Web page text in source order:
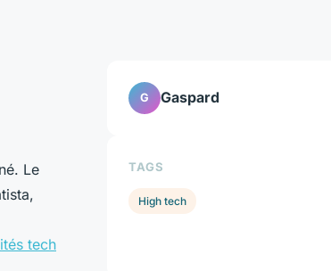
Le
tech
G Gaspard
TAGS
High tech